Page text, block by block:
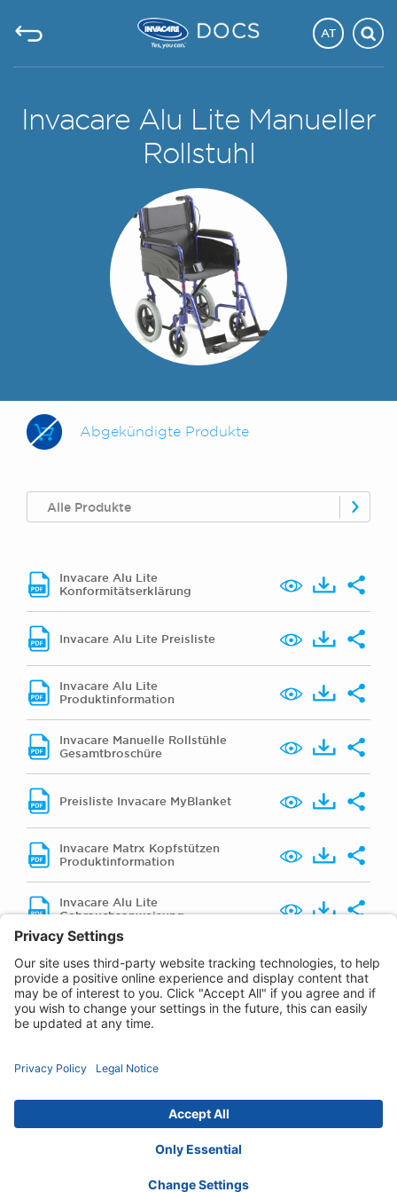
AT
Invacare Alu Lite Manueller
Rollstuhl
Abgekündigte Produkte
Alle Produkte
Invacare Alu Lite
Konformitätserklärung
Invacare Alu Lite Preisliste
Invacare Alu Lite
Produktinformation
Invacare Manuelle Rollstühle
Gesamtbroschüre
Preisliste Invacare MyBlanket
Invacare Matrx Kopfstützen
Produktinformation
Invacare Alu Lite
Gebrauchsanweisung
Haftungs-ausschluss
Erklärung zur
Contact :info-austria@invacare.com
© 2026 Invacare International GmbH. Alle